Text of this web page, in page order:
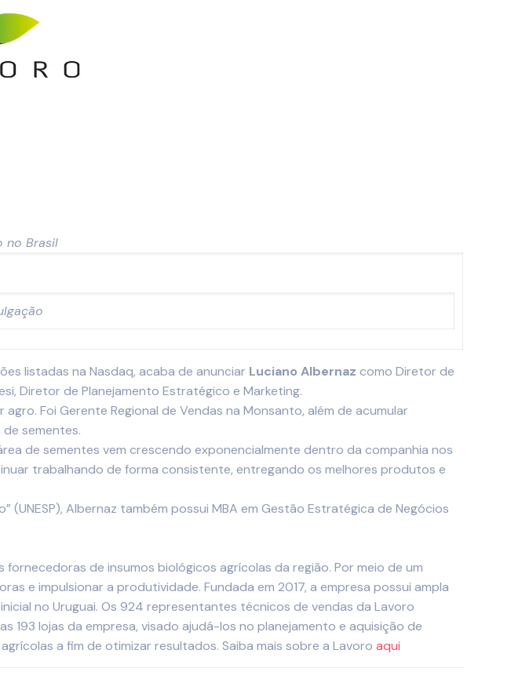
no Brasil
listadas na Nasdaq, acaba de anunciar Luciano Albernaz como Diretor de
Diretor de Planejamento Estratégico e Marketing.
Foi Gerente Regional de Vendas na Monsanto, além de acumular
sementes.
de sementes vem crescendo exponencialmente dentro da companhia nos
trabalhando de forma consistente, entregando os melhores produtos e
(UNESP), Albernaz também possui MBA em Gestão Estratégica de Negócios
de insumos biológicos agrícolas da região. Por meio de um
e impulsionar a produtividade. Fundada em 2017, a empresa possui ampla
no Uruguai. Os 924 representantes técnicos de vendas da Lavoro
193 lojas da empresa, visado ajudá-los no planejamento e aquisição de
a fim de otimizar resultados. Saiba mais sobre a Lavoroaqui